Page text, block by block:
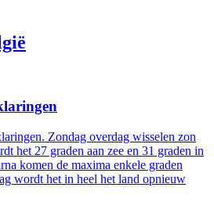
Zondag overdag wisselen zon
het 27 graden aan zee en 31 graden in
komen de maxima enkele graden
wordt het in heel het land opnieuw